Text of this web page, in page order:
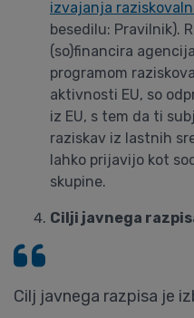
izvajanja
besedilu: Pravilnik).
(so)financira
programom
aktivnosti EU, so
iz EU, s tem da ti
raziskav iz lastnih
lahko prijavijo kot
skupine.
Cilji javnega
Cilj javnega razpisa je